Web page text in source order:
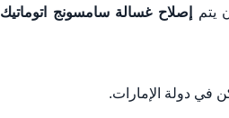
يتم
إصلاح غسالة سامسونج اتوماتيك
في دولة الإمارات.